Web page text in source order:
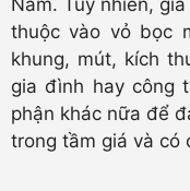
thuộc vào vỏ bọc
khung, mút, kích
gia đình hay công
phận khác nữa để
trong tầm giá và có